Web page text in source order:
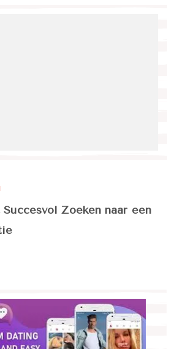
Zoeken naar een